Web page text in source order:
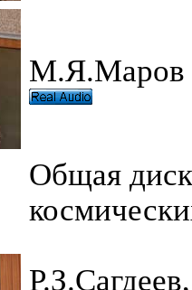
М.Я.Маров
Общая